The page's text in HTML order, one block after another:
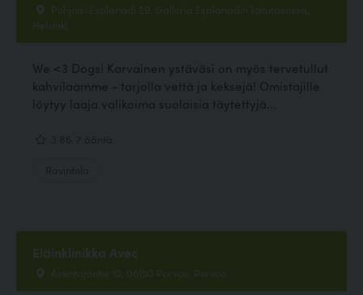
Pohjois-Esplanadi 29, Galleria Esplanadin katutasossa,
Helsinki
We <3 Dogs! Karvainen ystäväsi on myös tervetullut
kahvilaamme - tarjolla vettä ja keksejä! Omistajille
löytyy laaja valikoima suolaisia täytettyjä...
Eläinklinikka Avec
Asentajantie 10, 06150 Porvoo, Porvoo